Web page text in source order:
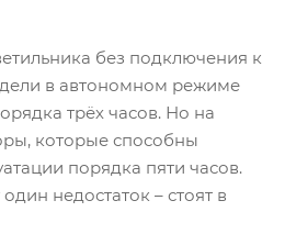
без подключения к
в автономном режиме
трёх часов. Но на
которые способны
порядка пяти часов.
недостаток – стоят в